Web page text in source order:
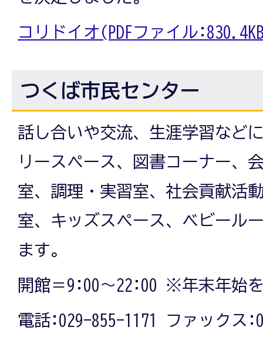
コリドイオ(PDFファイル
つくば市民センター
話し合いや交流、生涯学習など
リースペース、図書コーナー、
室、調理・実習室、社会貢献活
室、キッズスペース、ベビール
ます。
開館＝9:00～22:00 ※年末年始
電話:029-855-1171 ファックス